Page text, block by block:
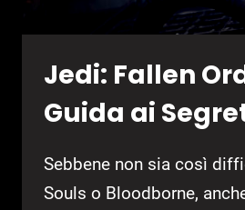
Jedi: Fallen
Guida ai
Sebbene non sia così
Souls o Bloodborne,